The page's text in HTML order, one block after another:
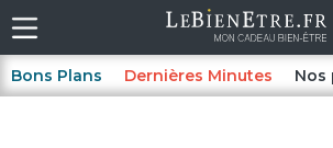
Bons Plans Dernières Minutes Nos